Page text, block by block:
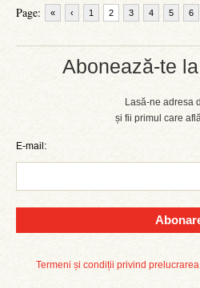
Abonează-te
Lasă-ne adresa
și fii primul care
E-mail:
Termeni și condiții privind
Page: « ‹ 1 2 3 4 5 6